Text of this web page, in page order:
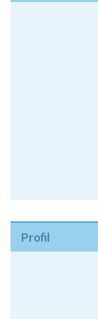
Profil